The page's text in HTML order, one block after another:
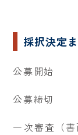
採択決定
公募開
公募締切
一次審査